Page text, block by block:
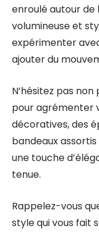
enroulé autour
volumineuse et
expérimenter
ajouter du
N’hésitez pas
pour agrémenter
décoratives, des
bandeaux
une touche
tenue.
Rappelez-vous
style qui vous fait